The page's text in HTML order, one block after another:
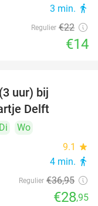
3 min. directions_walk
Regulier €22
€14
uur) bij
Delft
Di
Wo
9.1 star
4 min. directions_walk
Regulier €36,95
€28,95